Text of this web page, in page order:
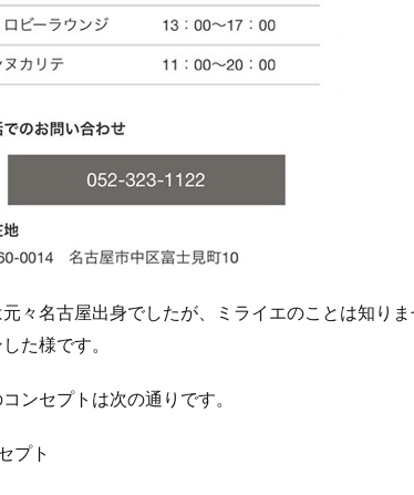
元々名古屋出身でしたが、ミライエのことは知り
た様です。
ンセプトは次の通りです。
プト